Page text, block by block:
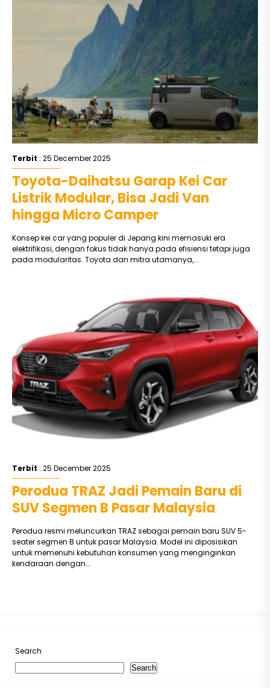
Terbit : 25 December 2025
Toyota-Daihatsu Garap Kei Car
Listrik Modular, Bisa Jadi Van
hingga Micro Camper
Konsep kei car yang populer di Jepang kini memasuki era
elektrifikasi, dengan fokus tidak hanya pada efisiensi tetapi juga
pada modularitas. Toyota dan mitra utamanya,...
Terbit : 25 December 2025
Perodua TRAZ Jadi Pemain Baru di
SUV Segmen B Pasar Malaysia
Perodua resmi meluncurkan TRAZ sebagai pemain baru SUV 5-
seater segmen B untuk pasar Malaysia. Model ini diposisikan
untuk memenuhi kebutuhan konsumen yang menginginkan
kendaraan dengan...
Search
Search